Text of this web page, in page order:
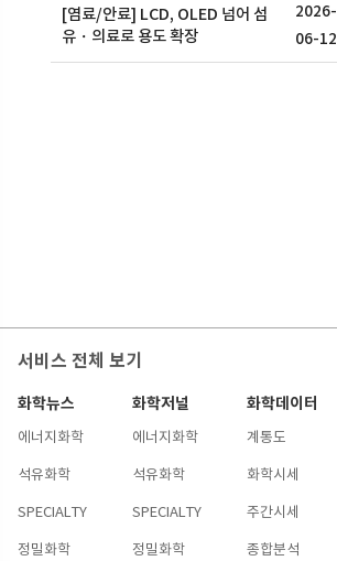
[염료/안료] LCD, OLED 넘어 섬
유・의료로 용도 확장
2026-
06-12
서비스 전체 보기
화학뉴스
에너지화학
석유화학
SPECIALTY
정밀화학
화학저널
에너지화학
석유화학
SPECIALTY
정밀화학
화학데이터
계통도
화학시세
주간시세
종합분석